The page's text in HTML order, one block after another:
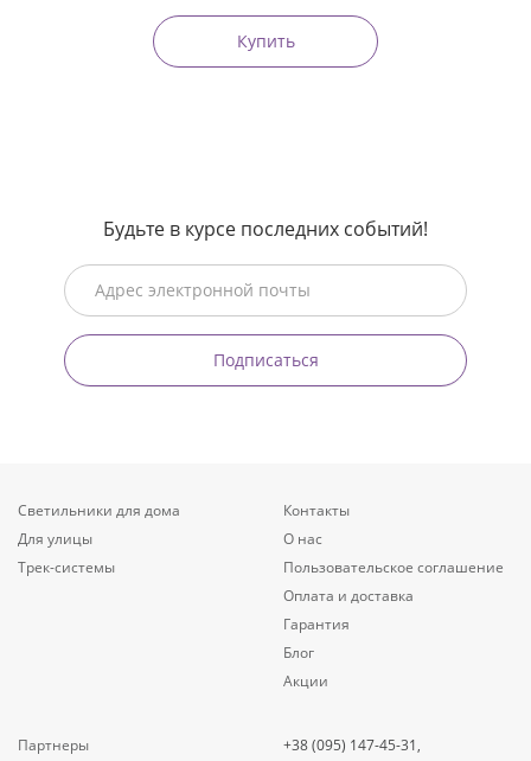
Купить
Будьте в курсе последних событий!
Подписаться
Светильники для дома
Для улицы
Трек-системы
Контакты
О нас
Пользовательское соглашение
Оплата и доставка
Гарантия
Блог
Акции
Партнеры
+38 (095) 147-45-31,